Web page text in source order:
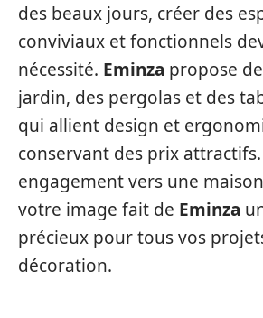
des beaux jours, créer des
conviviaux et fonctionnels
nécessité. Eminza propose
jardin, des pergolas et des
qui allient design et
conservant des prix
engagement vers une
votre image fait de Eminza
précieux pour tous vos
décoration.